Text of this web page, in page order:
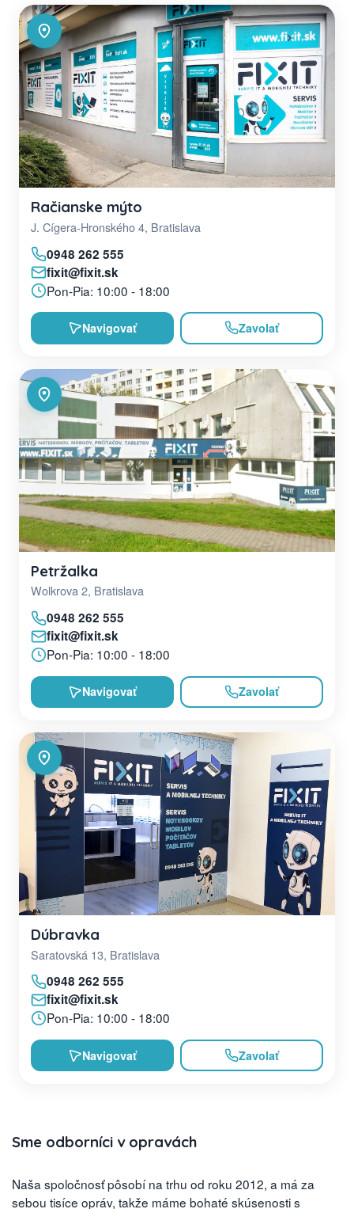
Račianske mýto
J. Cígera-Hronského 4, Bratislava
0948 262 555
fixit@fixit.sk
Pon-Pia: 10:00 - 18:00
Navigovať Zavolať
Petržalka
Wolkrova 2, Bratislava
0948 262 555
fixit@fixit.sk
Pon-Pia: 10:00 - 18:00
Navigovať Zavolať
Dúbravka
Saratovská 13, Bratislava
0948 262 555
fixit@fixit.sk
Pon-Pia: 10:00 - 18:00
Navigovať Zavolať
Sme odborníci v opravách
Naša spoločnosť pôsobí na trhu od roku 2012, a má za
sebou tisíce opráv, takže máme bohaté skúsenosti s